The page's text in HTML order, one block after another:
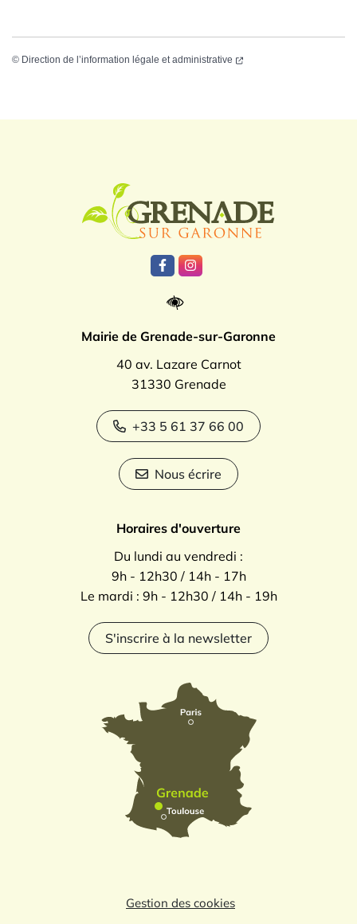
© Direction de l’information légale et administrative
Lien vers le compte Facebook
Lien vers le compte
Mairie de Grenade-sur-Garonne
40 av. Lazare Carnot
31330 Grenade
+33 5 61 37 66 00
Nous écrire
Horaires d'ouverture
Du lundi au vendredi :
9h - 12h30 / 14h - 17h
Le mardi : 9h - 12h30 / 14h - 19h
S'inscrire à la newsletter
Gestion des cookies